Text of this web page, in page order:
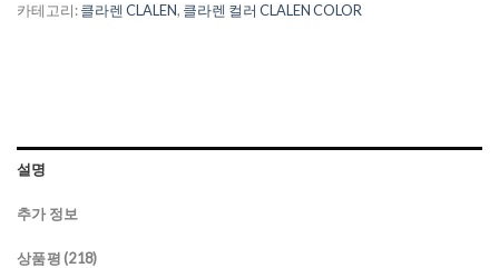
카테고리:클라렌 CLALEN, 클라렌 컬러 CLALEN COLOR
설명
추가 정보
상품평 (218)